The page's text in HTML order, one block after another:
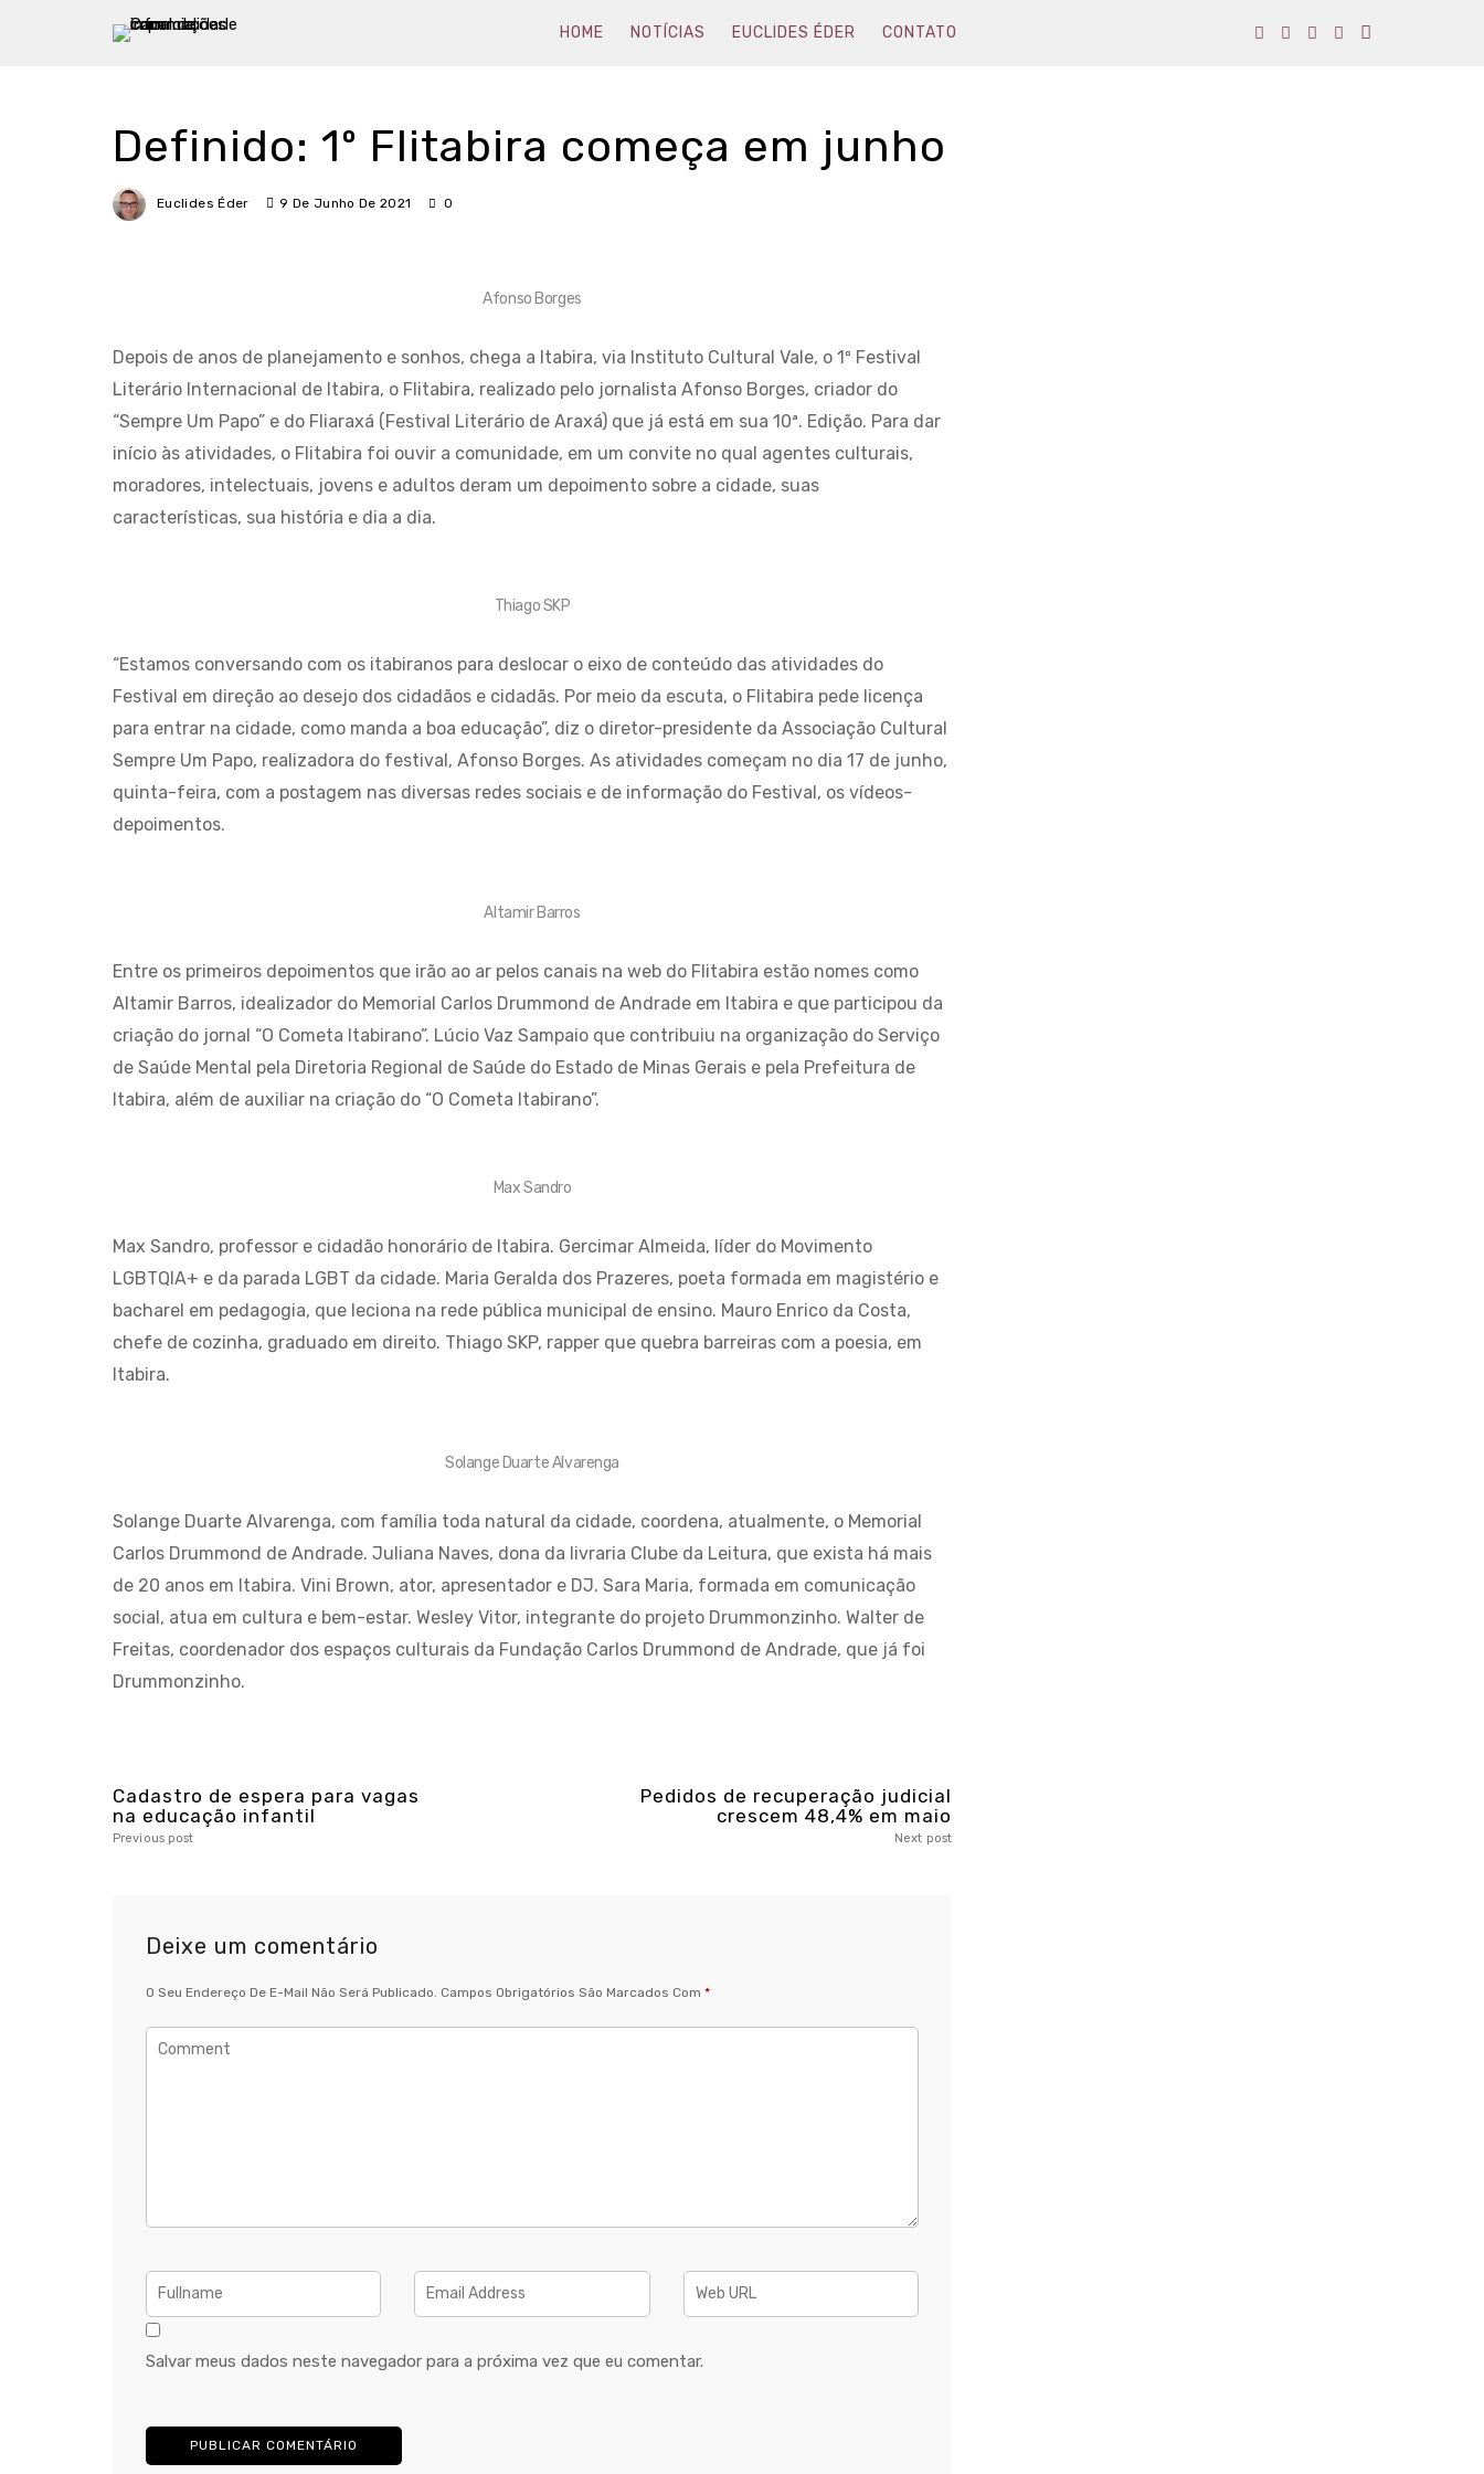
HOME NOTÍCIAS EUCLIDES ÉDER CONTATO
Definido: 1º Flitabira começa em junho
Euclides Éder 9 De Junho De 2021 0
Afonso Borges
Depois de anos de planejamento e sonhos, chega a Itabira, via Instituto Cultural Vale, o 1º Festival
Literário Internacional de Itabira, o Flitabira, realizado pelo jornalista Afonso Borges, criador do
“Sempre Um Papo” e do Fliaraxá (Festival Literário de Araxá) que já está em sua 10ª. Edição. Para dar
início às atividades, o Flitabira foi ouvir a comunidade, em um convite no qual agentes culturais,
moradores, intelectuais, jovens e adultos deram um depoimento sobre a cidade, suas
características, sua história e dia a dia.
Thiago SKP
“Estamos conversando com os itabiranos para deslocar o eixo de conteúdo das atividades do
Festival em direção ao desejo dos cidadãos e cidadãs. Por meio da escuta, o Flitabira pede licença
para entrar na cidade, como manda a boa educação”, diz o diretor-presidente da Associação Cultural
Sempre Um Papo, realizadora do festival, Afonso Borges. As atividades começam no dia 17 de junho,
quinta-feira, com a postagem nas diversas redes sociais e de informação do Festival, os vídeos-
depoimentos.
Altamir Barros
Entre os primeiros depoimentos que irão ao ar pelos canais na web do Flitabira estão nomes como
Altamir Barros, idealizador do Memorial Carlos Drummond de Andrade em Itabira e que participou da
criação do jornal “O Cometa Itabirano”. Lúcio Vaz Sampaio que contribuiu na organização do Serviço
de Saúde Mental pela Diretoria Regional de Saúde do Estado de Minas Gerais e pela Prefeitura de
Itabira, além de auxiliar na criação do “O Cometa Itabirano”.
Max Sandro
Max Sandro, professor e cidadão honorário de Itabira. Gercimar Almeida, líder do Movimento
LGBTQIA+ e da parada LGBT da cidade. Maria Geralda dos Prazeres, poeta formada em magistério e
bacharel em pedagogia, que leciona na rede pública municipal de ensino. Mauro Enrico da Costa,
chefe de cozinha, graduado em direito. Thiago SKP, rapper que quebra barreiras com a poesia, em
Itabira.
Solange Duarte Alvarenga
Solange Duarte Alvarenga, com família toda natural da cidade, coordena, atualmente, o Memorial
Carlos Drummond de Andrade. Juliana Naves, dona da livraria Clube da Leitura, que exista há mais
de 20 anos em Itabira. Vini Brown, ator, apresentador e DJ. Sara Maria, formada em comunicação
social, atua em cultura e bem-estar. Wesley Vitor, integrante do projeto Drummonzinho. Walter de
Freitas, coordenador dos espaços culturais da Fundação Carlos Drummond de Andrade, que já foi
Drummonzinho.
Cadastro de espera para vagas
na educação infantil
Previous post
Pedidos de recuperação judicial
crescem 48,4% em maio
Next post
Deixe um comentário
O Seu Endereço De E-Mail Não Será Publicado. Campos Obrigatórios São Marcados Com *
Salvar meus dados neste navegador para a próxima vez que eu comentar.